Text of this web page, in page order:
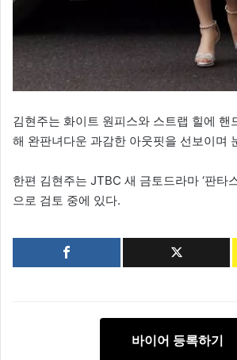
김현주는 화이트 원피스와 스트랩 힐에 핸
해 완판녀다운 과감한 아웃핏을 선보이며
한편 김현주는 JTBC 새 금토드라마 ‘판타
으로 검토 중에 있다.
바이어 등록하기